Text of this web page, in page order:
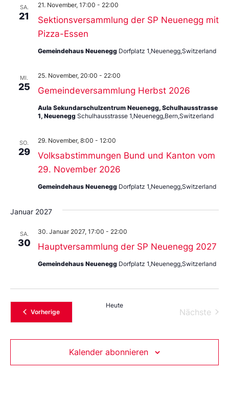
SA.
21
Sektionsversammlung der SP Neuenegg mit
Pizza-Essen
21. November, 17:00 - 22:00
Gemeindehaus Neuenegg Dorfplatz 1,Neuenegg,Switzerland
MI.
25 Gemeindeversammlung Herbst 2026
25. November, 20:00 - 22:00
Aula Sekundarschulzentrum Neuenegg, Schulhausstrasse
1, Neuenegg Schulhausstrasse 1,Neuenegg,Bern,Switzerland
SO.
29
Volksabstimmungen Bund und Kanton vom
29. November 2026
29. November, 8:00 - 12:00
Gemeindehaus Neuenegg Dorfplatz 1,Neuenegg,Switzerland
Januar 2027
SA.
30 Hauptversammlung der SP Neuenegg 2027
30. Januar 2027, 17:00 - 22:00
Gemeindehaus Neuenegg Dorfplatz 1,Neuenegg,Switzerland
VorherigeVeranstaltungen
Heute
Nächste
Kalender abonnieren